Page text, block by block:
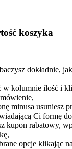
koszyka
dokładnie,
w kolumnie ilość i
minusa usuniesz
Ci formę
kupon rabatowy,
opcje klikając